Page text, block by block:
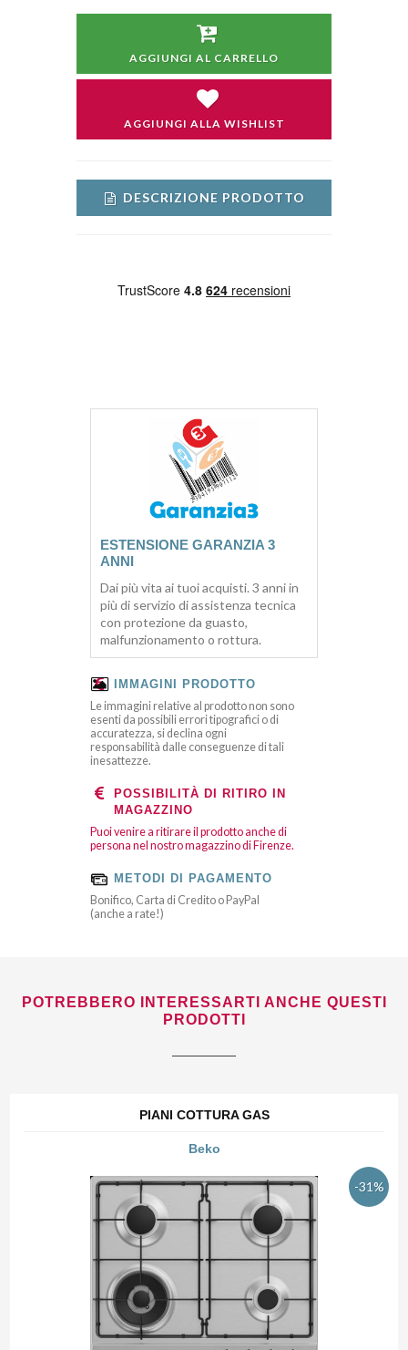
AGGIUNGI AL CARRELLO
AGGIUNGI ALLA WISHLIST
DESCRIZIONE PRODOTTO
ESTENSIONE GARANZIA 3
ANNI
Dai più vita ai tuoi acquisti. 3 anni in
più di servizio di assistenza tecnica
con protezione da guasto,
malfunzionamento o rottura.
IMMAGINI PRODOTTO
Le immagini relative al prodotto non sono
esenti da possibili errori tipografici o di
accuratezza, si declina ogni
responsabilità dalle conseguenze di tali
inesattezze.
POSSIBILITÀ DI RITIRO IN
MAGAZZINO
Puoi venire a ritirare il prodotto anche di
persona nel nostro magazzino di Firenze.
METODI DI PAGAMENTO
Bonifico, Carta di Credito o PayPal
(anche a rate!)
POTREBBERO INTERESSARTI ANCHE QUESTI
PRODOTTI
PIANI COTTURA GAS
Beko
-31%